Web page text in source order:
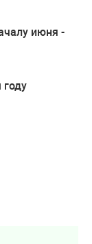
июня -